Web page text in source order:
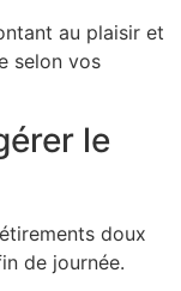
au plaisir et
selon vos
le
doux
de journée.